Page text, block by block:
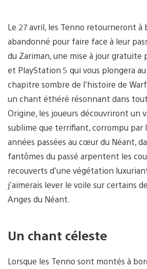
Le 27 avril, les Tenno retourneront à
abandonné pour faire face à leur
du Zariman, une mise à jour gratuite
et PlayStation 5 qui vous plongera
chapitre sombre de l’histoire de
un chant éthéré résonnant dans
Origine, les joueurs découvriront un
sublime que terrifiant, corrompu par
années passées au cœur du Néant,
fantômes du passé arpentent les
recouverts d’une végétation
j’aimerais lever le voile sur certains
Anges du Néant.
Un chant céleste
Lorsque les Tenno sont montés à